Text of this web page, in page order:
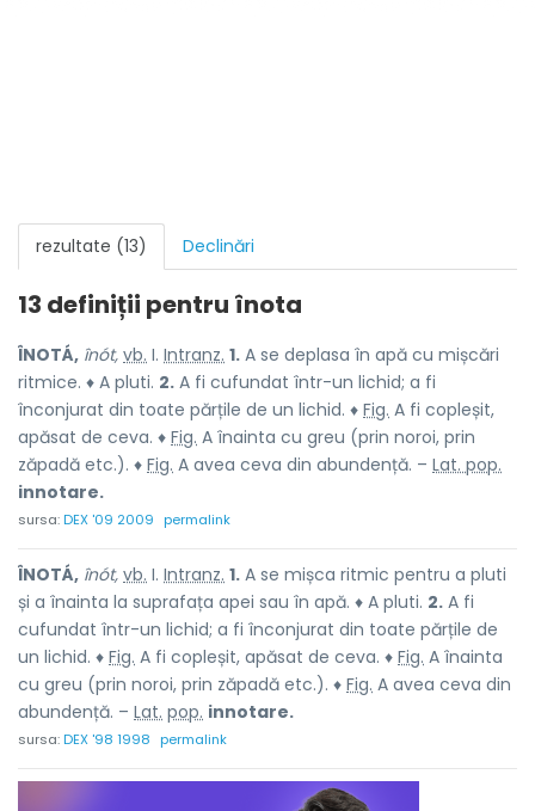
rezultate (13) Declinări
13 definiții pentru înota
ÎNOTÁ, înót, vb. I. Intranz. 1. A se deplasa în apă cu mișcări
ritmice. ♦ A pluti. 2. A fi cufundat într-un lichid; a fi
înconjurat din toate părțile de un lichid. ♦ Fig. A fi copleșit,
apăsat de ceva. ♦ Fig. A înainta cu greu (prin noroi, prin
zăpadă etc.). ♦ Fig. A avea ceva din abundență. – Lat. pop.
innotare.
sursa:DEX '09 2009 permalink
ÎNOTÁ, înót, vb. I. Intranz. 1. A se mișca ritmic pentru a pluti
și a înainta la suprafața apei sau în apă. ♦ A pluti. 2. A fi
cufundat într-un lichid; a fi înconjurat din toate părțile de
un lichid. ♦ Fig. A fi copleșit, apăsat de ceva. ♦ Fig. A înainta
cu greu (prin noroi, prin zăpadă etc.). ♦ Fig. A avea ceva din
abundență. – Lat. pop. innotare.
sursa:DEX '98 1998 permalink